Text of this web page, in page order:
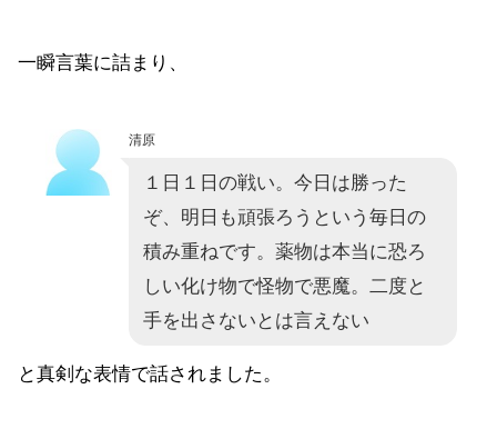
一瞬言葉に詰まり、
清原
１日１日の戦い。今日は勝った
ぞ、明日も頑張ろうという毎日の
積み重ねです。薬物は本当に恐ろ
しい化け物で怪物で悪魔。二度と
手を出さないとは言えない
と真剣な表情で話されました。